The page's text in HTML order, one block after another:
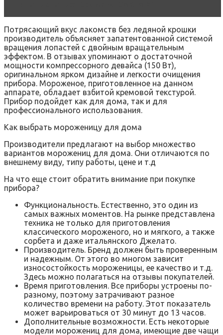
Потрясающий вкус лакомств без ледяной крошки
производитель объясняет запатентованной системой
вращения лопастей с двойным вращательным
эффектом. В отзывах упоминают о достаточной
мощности компрессорного девайса (150 Вт),
оригинальном ярком дизайне и легкости очищения
прибора. Мороженое, приготовленное на данном
аппарате, обладает взбитой кремовой текстурой.
Прибор подойдет как для дома, так и для
профессионального использования.
Как выбрать мороженицу для дома
Производители предлагают на выбор множество
вариантов морожениц для дома. Они отличаются по
внешнему виду, типу работы, цене и т.д
На что еще стоит обратить внимание при покупке
прибора?
Функциональность. Естественно, это один из
самых важных моментов. На рынке представлена
техника не только для приготовления
классического мороженого, но и мягкого, а также
сорбета и даже итальянского Джелато.
Производитель. Бренд должен быть проверенным
и надежным. От этого во многом зависит
износостойкость мороженицы, ее качество и т.д.
Здесь можно полагаться на отзывы покупателей.
Время приготовления. Все приборы устроены по-
разному, поэтому затрачивают разное
количество времени на работу. Этот показатель
может варьироваться от 30 минут до 13 часов.
Дополнительные возможности. Есть некоторые
модели морожениц для дома, имеющие две чащи